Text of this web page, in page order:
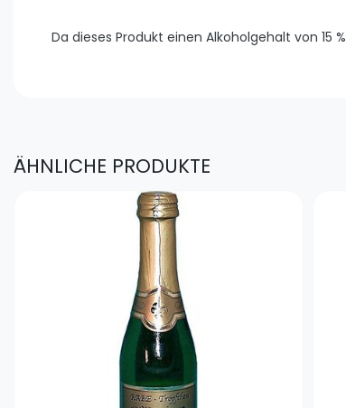
Da dieses Produkt einen Alkoholgehalt von 15
ÄHNLICHE PRODUKTE